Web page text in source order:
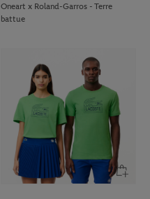
Oneart x Roland-Garros - Terre
battue